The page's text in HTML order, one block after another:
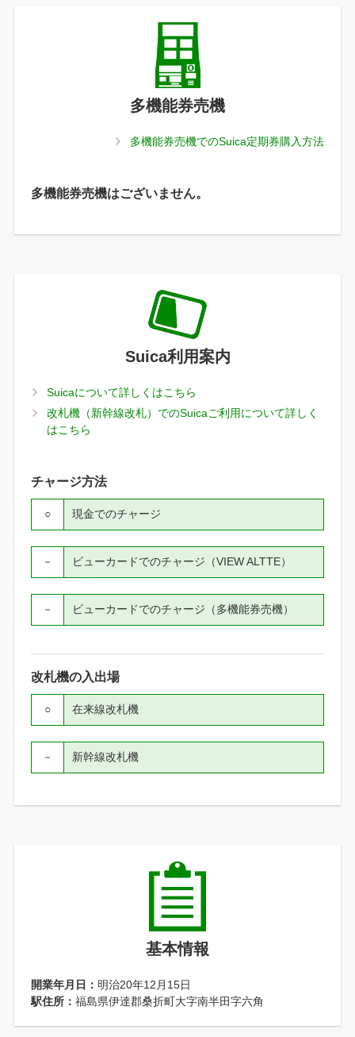
多機能券売機
多機能券売機でのSuica定期券購入方法
多機能券売機はございません。
Suica利用案内
Suicaについて詳しくはこちら
改札機（新幹線改札）でのSuicaご利用について詳しく
はこちら
チャージ方法
現金でのチャージ
○
ビューカードでのチャージ（VIEW ALTTE）
－
ビューカードでのチャージ（多機能券売機）
－
改札機の入出場
在来線改札機
○
新幹線改札機
－
基本情報
開業年月日： 明治20年12月15日
駅住所： 福島県伊達郡桑折町大字南半田字六角